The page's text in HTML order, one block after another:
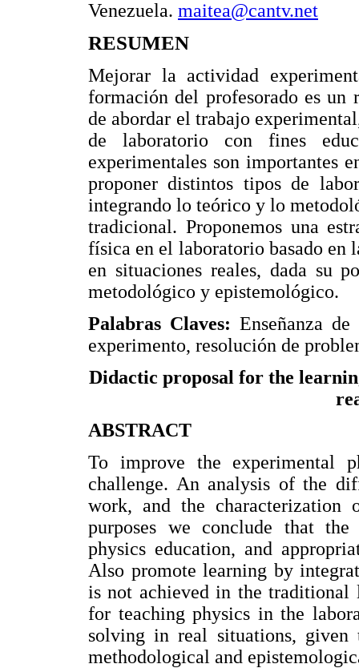
Venezuela. maitea@cantv.net
RESUMEN
Mejorar la actividad
formación del profesorado es un
de abordar el trabajo
de laboratorio con fines
experimentales son importantes
proponer distintos tipos de
integrando lo teórico y lo
tradicional. Proponemos una
física en el laboratorio basado en
en situaciones reales, dada su
metodológico y epistemológico.
Palabras Claves: Enseñanza
experimento, resolución de
Didactic proposal for the
ABSTRACT
To improve the experimental
challenge. An analysis of the
work, and the
purposes we conclude that
physics education, and
Also promote learning by
is not achieved in the traditional
for teaching physics in the
solving in real situations, given
methodological and